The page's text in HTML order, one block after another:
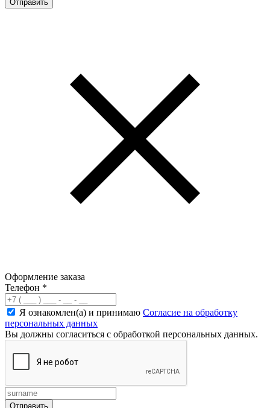
Оформление заказа
Телефон *
Я ознакомлен(а) и принимаю Согласие на обработку
персональных данных
Вы должны согласиться с обработкой персональных данных.